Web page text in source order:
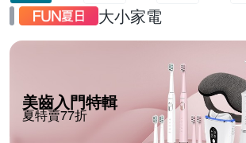
大小家電
美齒入門特輯
夏特賣77折